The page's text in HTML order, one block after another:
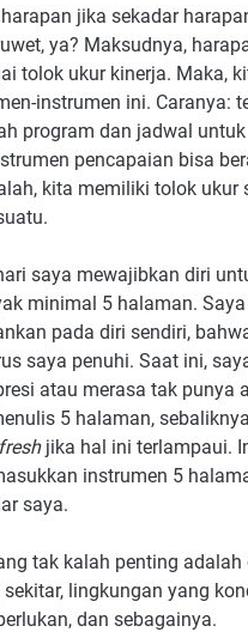
jika sekadar
ya? Maksudnya,
tolok ukur kinerja. Maka,
instrumen ini. Caranya:
program dan jadwal untuk
pencapaian bisa
kita memiliki tolok ukur
saya mewajibkan diri
minimal 5 halaman.
pada diri sendiri,
saya penuhi. Saat ini,
atau merasa tak punya
5 halaman,
freshjika hal ini terlampaui.
instrumen 5
saya.
tak kalah penting adalah
lingkungan yang
dan sebagainya.